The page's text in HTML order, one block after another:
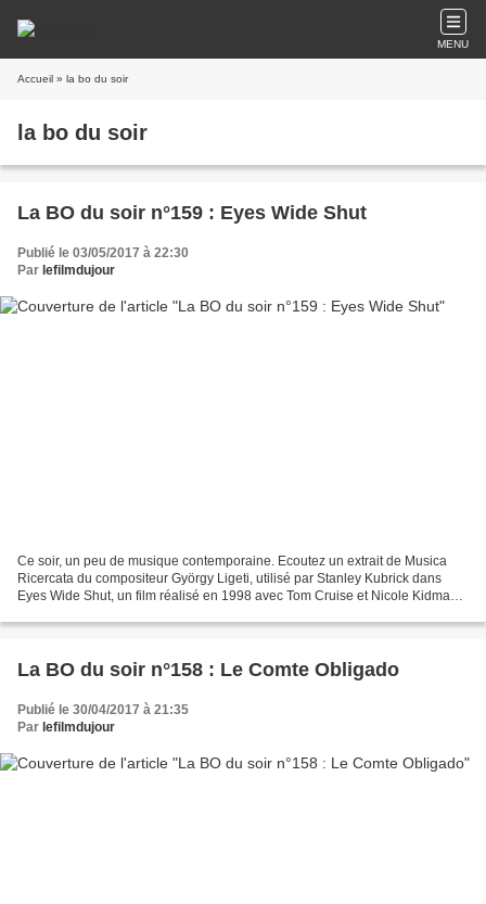
MENU
Accueil » la bo du soir
la bo du soir
La BO du soir n°159 : Eyes Wide Shut
Publié le 03/05/2017 à 22:30
Par lefilmdujour
Ce soir, un peu de musique contemporaine. Ecoutez un extrait de Musica
Ricercata du compositeur György Ligeti, utilisé par Stanley Kubrick dans
Eyes Wide Shut, un film réalisé en 1998 avec Tom Cruise et Nicole Kidman.
La BO du soir n°158 : Le Comte Obligado
Publié le 30/04/2017 à 21:35
Par lefilmdujour